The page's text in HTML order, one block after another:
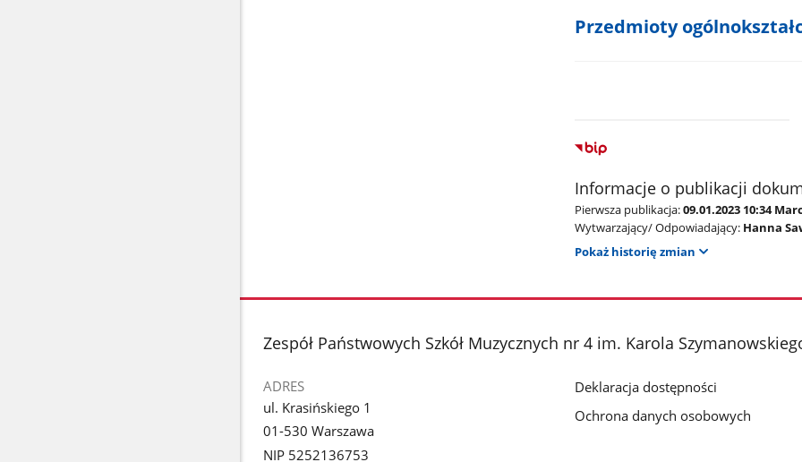
Przedmioty
Informacje o publikacji
Pierwsza publikacja:09.01.2023 10:34
Wytwarzający/ Odpowiadający: Hanna
Pokaż historię zmian
stopka
Zespół Państwowych Szkół Muzycznych nr 4 im. Karola
ADRES
ul. Krasińskiego 1
01-530 Warszawa
NIP 5252136753
Deklaracja dostępności
Ochrona danych osobowych